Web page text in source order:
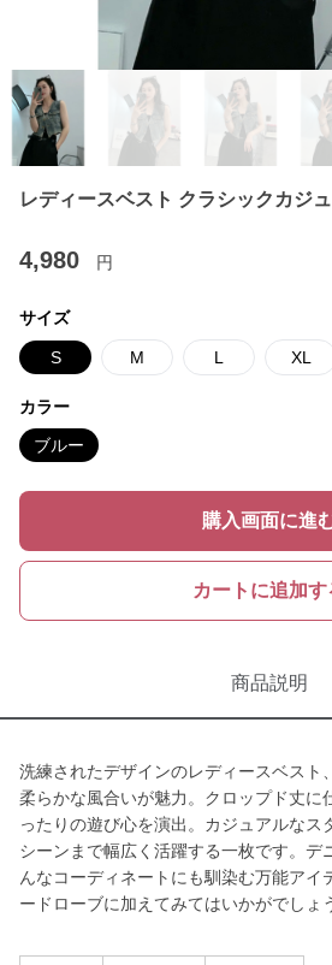
レディースベスト クラシックカジ
4,980 円
サイズ
S M L XL
カラー
ブルー
購入画面に進
カートに追加す
商品説明
洗練されたデザインのレディースベスト
柔らかな風合いが魅力。クロップド丈に
ったりの遊び心を演出。カジュアルなス
シーンまで幅広く活躍する一枚です。デ
んなコーディネートにも馴染む万能アイ
ードローブに加えてみてはいかがでしょ